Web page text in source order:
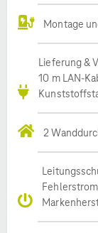
Montage
Lieferung &
10 m LAN-
2